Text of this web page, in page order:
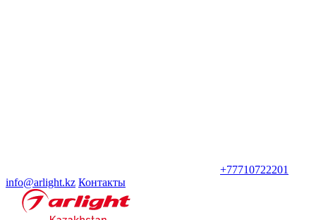
+77710722201
info@arlight.kz Контакты